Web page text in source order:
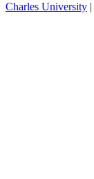
Charles University |